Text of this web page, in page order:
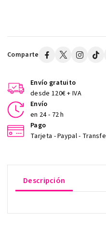
Comparte
Envío gratuito
desde 120€ + IVA
Envío
en 24 - 72 h
Pago
Tarjeta - Paypal -
Descripción